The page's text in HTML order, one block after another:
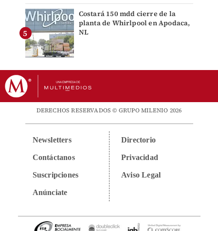
Costará 150 mdd cierre de la
planta de Whirlpool en Apodaca,
NL
DERECHOS RESERVADOS © GRUPO MILENIO 2026
Newsletters
Contáctanos
Suscripciones
Anúnciate
Directorio
Privacidad
Aviso Legal